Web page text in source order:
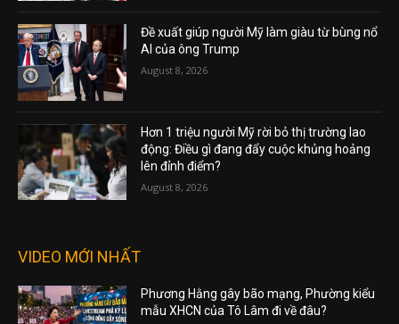
Đề xuất giúp người Mỹ làm giàu từ bùng nổ
AI của ông Trump
August 8, 2026
Hơn 1 triệu người Mỹ rời bỏ thị trường lao
động: Điều gì đang đẩy cuộc khủng hoảng
lên đỉnh điểm?
August 8, 2026
VIDEO MỚI NHẤT
Phương Hằng gây bão mạng, Phường kiểu
mẫu XHCN của Tô Lâm đi về đâu?